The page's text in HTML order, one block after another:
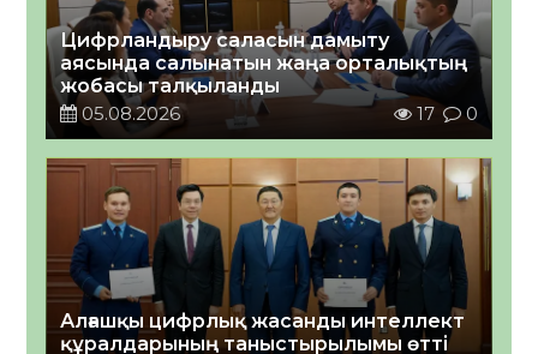
Цифрландыру саласын дамыту
аясында салынатын жаңа орталықтың
жобасы талқыланды
05.08.2026
17 0
Алғашқы цифрлық жасанды интеллект
құралдарының таныстырылымы өтті